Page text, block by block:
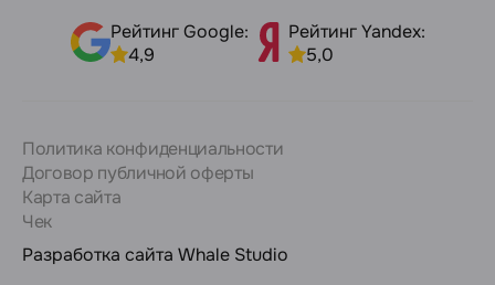
Рейтинг Google:
4,9
Рейтинг Yandex:
5,0
Политика конфиденциальности
Договор публичной оферты
Карта сайта
Чек
Разработка сайта Whale Studio